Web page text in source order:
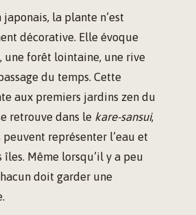
la plante n’est
décorative. Elle évoque
une forêt lointaine, une rive
du temps. Cette
aux premiers jardins zen du
retrouve dans le kare-sansui,
représenter l’eau et
îles. Même lorsqu’il y a peu
doit garder une